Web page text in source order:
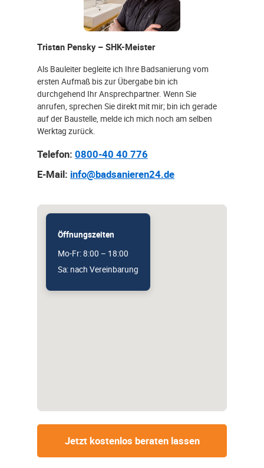
Tristan Pensky – SHK-Meister
Als Bauleiter begleite ich Ihre Badsanierung vom
ersten Aufmaß bis zur Übergabe bin ich
durchgehend Ihr Ansprechpartner. Wenn Sie
anrufen, sprechen Sie direkt mit mir; bin ich gerade
auf der Baustelle, melde ich mich noch am selben
Werktag zurück.
Telefon: 0800-40 40 776
E-Mail: info@badsanieren24.de
Öffnungszeiten
Mo-Fr: 8:00 – 18:00
Sa: nach Vereinbarung
Jetzt kostenlos beraten lassen